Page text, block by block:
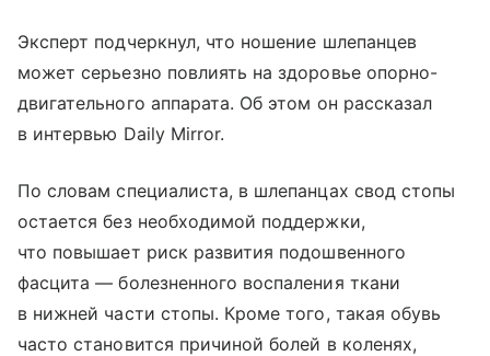
Эксперт подчеркнул, что ношение шлепанцев
может серьезно повлиять на здоровье опорно-
двигательного аппарата. Об этом он рассказал
в интервью Daily Mirror.
По словам специалиста, в шлепанцах свод стопы
остается без необходимой поддержки,
что повышает риск развития подошвенного
фасцита — болезненного воспаления ткани
в нижней части стопы. Кроме того, такая обувь
часто становится причиной болей в коленях,